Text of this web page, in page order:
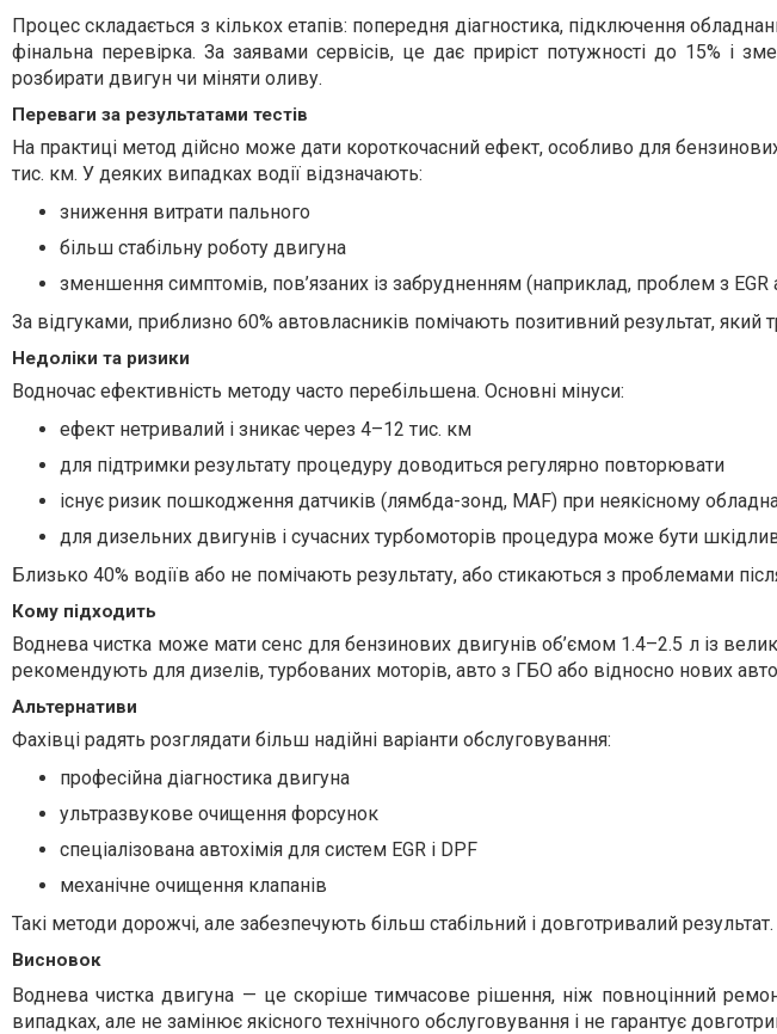
Процес складається з кількох етапів: попередня діагностика, підключення
фінальна перевірка. За заявами сервісів, це дає приріст потужності до 15% і
розбирати двигун чи міняти оливу.
Переваги за результатами тестів
На практиці метод дійсно може дати короткочасний ефект, особливо для
тис. км. У деяких випадках водії відзначають:
зниження витрати пального
більш стабільну роботу двигуна
зменшення симптомів, пов’язаних із забрудненням (наприклад, проблем з
За відгуками, приблизно 60% автовласників помічають позитивний результат, який
Недоліки та ризики
Водночас ефективність методу часто перебільшена. Основні мінуси:
ефект нетривалий і зникає через 4–12 тис. км
для підтримки результату процедуру доводиться регулярно повторювати
існує ризик пошкодження датчиків (лямбда-зонд, MAF) при неякісному
для дизельних двигунів і сучасних турбомоторів процедура може бути
Близько 40% водіїв або не помічають результату, або стикаються з проблемами
Кому підходить
Воднева чистка може мати сенс для бензинових двигунів об’ємом 1.4–2.5 л із
рекомендують для дизелів, турбованих моторів, авто з ГБО або відносно нових
Альтернативи
Фахівці радять розглядати більш надійні варіанти обслуговування:
професійна діагностика двигуна
ультразвукове очищення форсунок
спеціалізована автохімія для систем EGR і DPF
механічне очищення клапанів
Такі методи дорожчі, але забезпечують більш стабільний і довготривалий результат.
Висновок
Воднева чистка двигуна — це скоріше тимчасове рішення, ніж повноцінний
випадках, але не замінює якісного технічного обслуговування і не гарантує